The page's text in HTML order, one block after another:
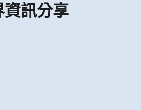
資訊分享